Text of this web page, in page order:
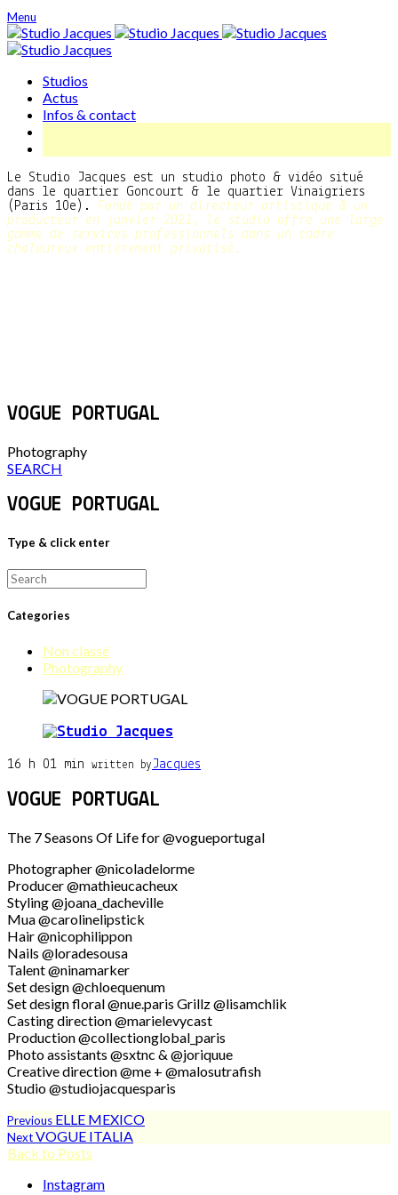
Menu
Studios
Actus
Infos & contact
Le Studio Jacques est un studio photo & vidéo situé
dans le quartier Goncourt & le quartier Vinaigriers
(Paris 10e). Fondé par un directeur artistique & un
producteur en janvier 2021, le studio offre une large
gamme de services professionnels dans un cadre
chaleureux entièrement privatisé.
VOGUE PORTUGAL
Photography
SEARCH
VOGUE PORTUGAL
Type & click enter
Search
for:
Categories
Non classé
Photography
16 h 01 min written by Jacques
VOGUE PORTUGAL
The 7 Seasons Of Life for @vogueportugal
Photographer @nicoladelorme
Producer @mathieucacheux
Styling @joana_dacheville
Mua @carolinelipstick
Hair @nicophilippon
Nails @loradesousa
Talent @ninamarker
Set design @chloequenum
Set design floral @nue.paris Grillz @lisamchlik
Casting direction @marielevycast
Production @collectionglobal_paris
Photo assistants @sxtnc & @joriquue ‍
Creative direction @me + @malosutrafish
Studio @studiojacquesparis
Previous ELLE MEXICO
NextVOGUE ITALIA
Back to Posts
Instagram